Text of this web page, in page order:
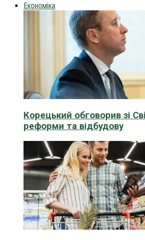
Економіка
Корецький обговорив зі
реформи та відбудову